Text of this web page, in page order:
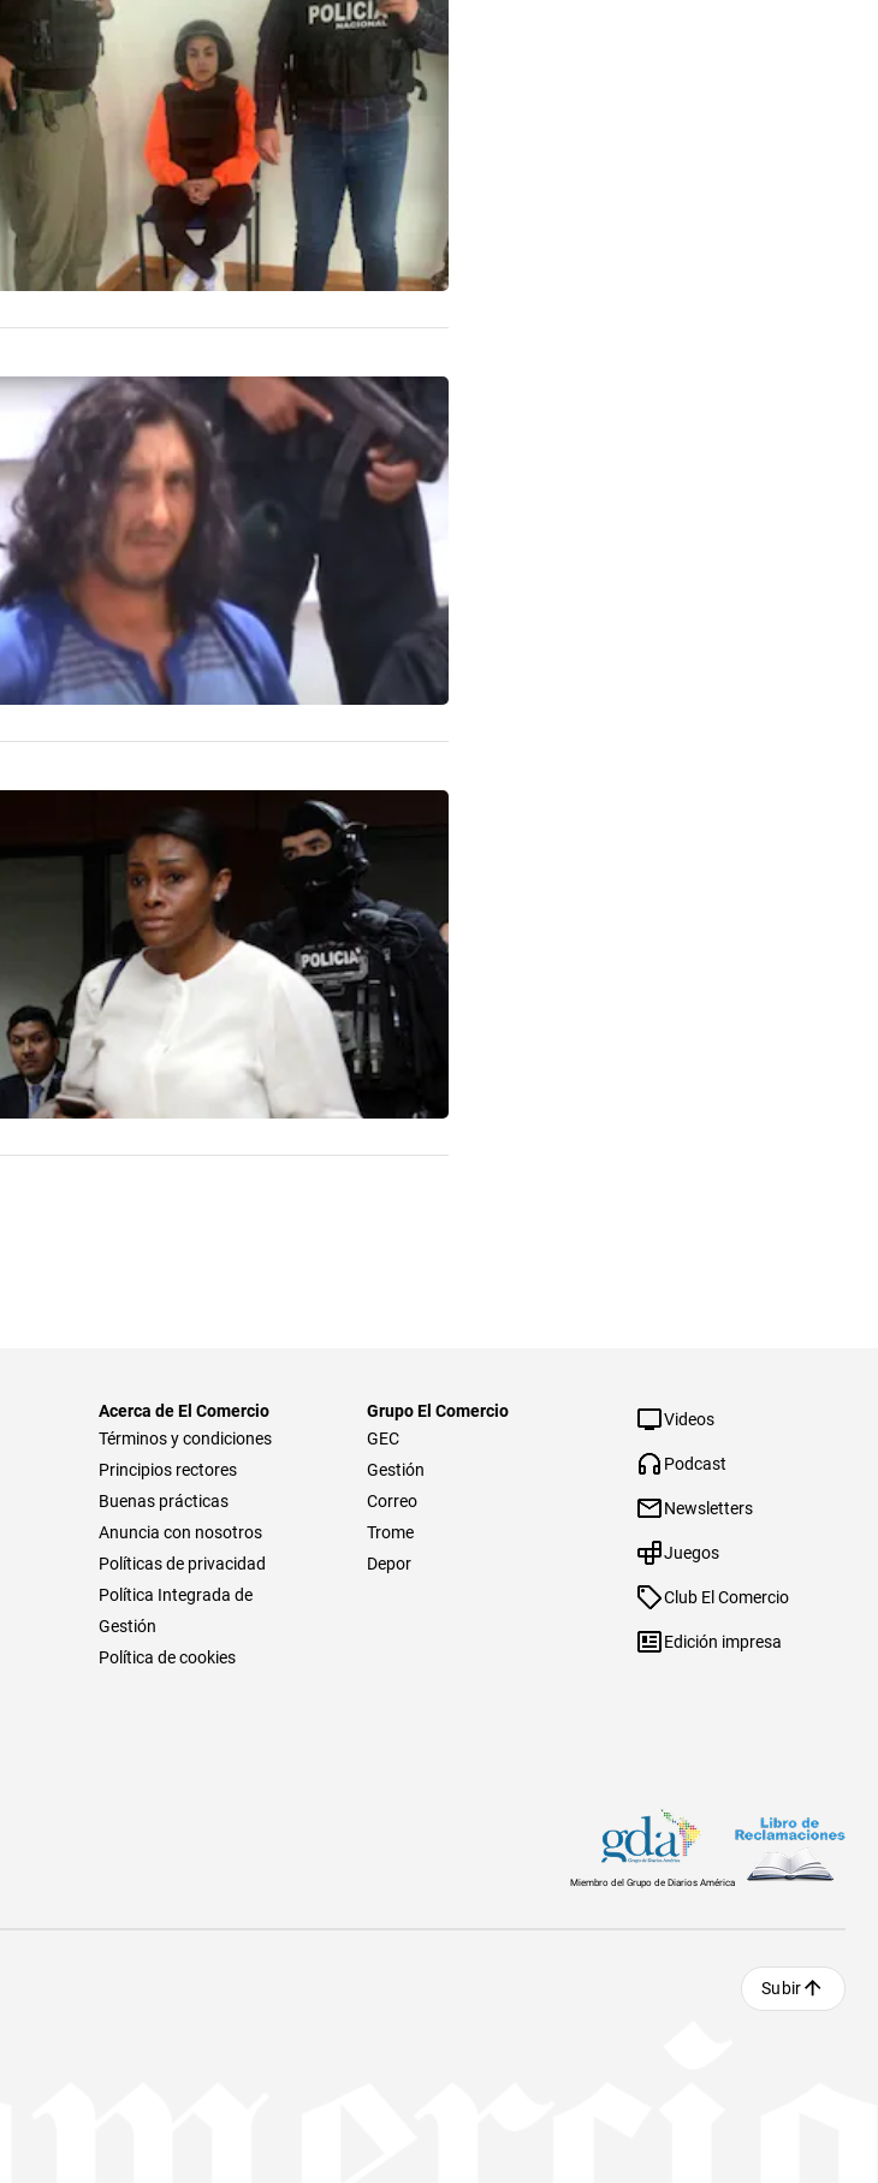
Acerca de El Comercio
Términos y condiciones
Principios rectores
Buenas prácticas
Anuncia con nosotros
Políticas de privacidad
Política Integrada de
Gestión
Política de cookies
Grupo El Comercio
GEC
Gestión
Correo
Trome
Depor
Videos
Podcast
Newsletters
Juegos
Club El Comercio
Edición impresa
Miembro del Grupo de Diarios América
Subir